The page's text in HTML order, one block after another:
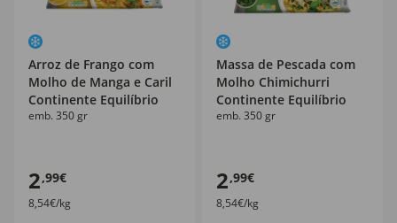
Arroz de Frango com
Molho de Manga e Caril
Continente Equilíbrio
emb. 350 gr
2,99€
8,54€/kg
Massa de Pescada com
Molho Chimichurri
Continente Equilíbrio
emb. 350 gr
2,99€
8,54€/kg